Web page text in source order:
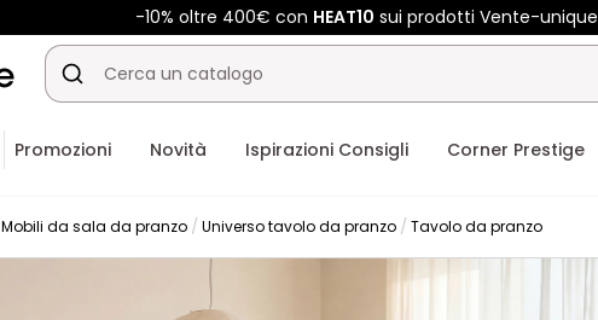
-10% oltre 400€ con HEAT10 sui prodotti Vente-unique
Promozioni Novità Ispirazioni Consigli Corner Prestige
Mobili da sala da pranzo Universo tavolo da pranzo Tavolo da pranzo